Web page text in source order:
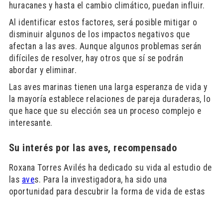
huracanes y hasta el cambio climático, puedan influir.
Al identificar estos factores, será posible mitigar o
disminuir algunos de los impactos negativos que
afectan a las aves. Aunque algunos problemas serán
difíciles de resolver, hay otros que sí se podrán
abordar y eliminar.
Las aves marinas tienen una larga esperanza de vida y
la mayoría establece relaciones de pareja duraderas, lo
que hace que su elección sea un proceso complejo e
interesante.
Su interés por las aves, recompensado
Roxana Torres Avilés ha dedicado su vida al estudio de
las aves. Para la investigadora, ha sido una
oportunidad para descubrir la forma de vida de estas